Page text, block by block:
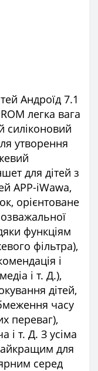
Андроїд 7.1
легка вага
силіконовий
утворення
для дітей з
APP-iWawa,
орієнтоване
функціям
фільтра),
і
і т. Д.),
дітей,
часу
переваг),
і т. Д. З усіма
для
серед